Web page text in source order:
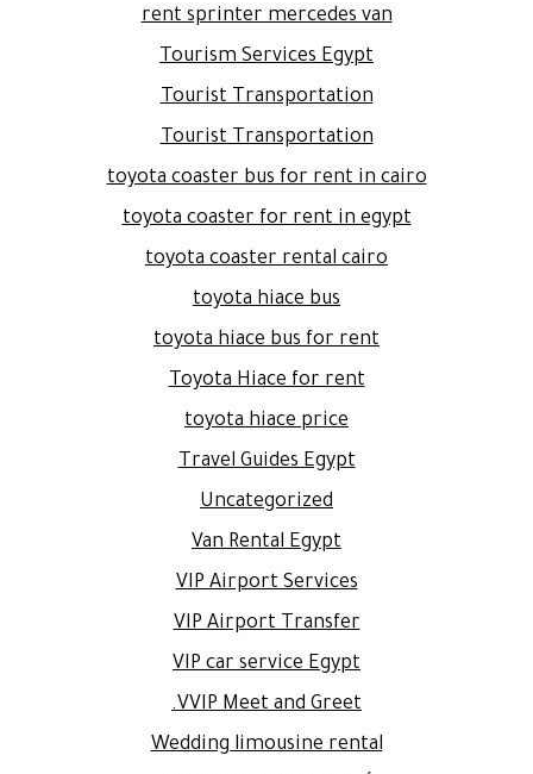
rent sprinter mercedes van
Tourism Services Egypt
Tourist Transportation
Tourist Transportation
toyota coaster bus for rent in cairo
toyota coaster for rent in egypt
toyota coaster rental cairo
toyota hiace bus
toyota hiace bus for rent
Toyota Hiace for rent
toyota hiace price
Travel Guides Egypt
Uncategorized
Van Rental Egypt
VIP Airport Services
VIP Airport Transfer
VIP car service Egypt
VVIP Meet and Greet.
Wedding limousine rental